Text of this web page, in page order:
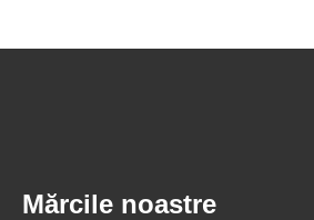
Mărcile noastre